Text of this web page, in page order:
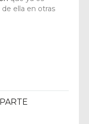
ella en otras
Mail